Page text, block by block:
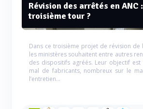
Révision des arrêtés en ANC
troisième tour ?
Dans ce troisième projet de révision de
les ministères souhaitent entre autres
des dispositifs agréés. Leur objectif
mal de fabricants, nombreux sur le
l’entretien...